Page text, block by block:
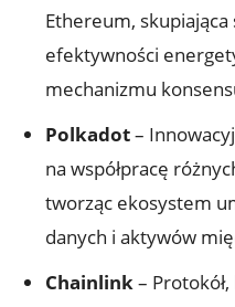
Ethereum,
efektywności
‍mechanizmu‌
Polkadot–⁢
na współpracę
‍tworząc ekosystem
danych i aktywów
Chainlink–